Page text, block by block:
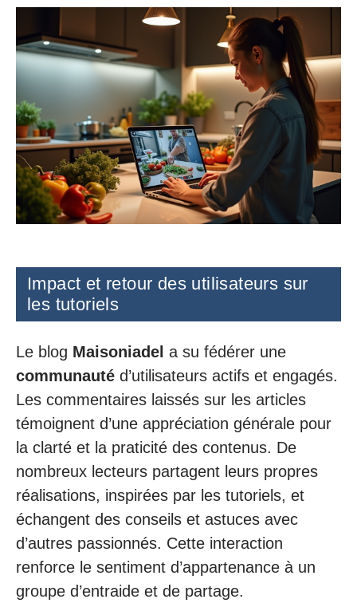
Impact et retour des utilisateurs sur
les tutoriels
Le blog Maisoniadel a su fédérer une
communauté d’utilisateurs actifs et engagés.
Les commentaires laissés sur les articles
témoignent d’une appréciation générale pour
la clarté et la praticité des contenus. De
nombreux lecteurs partagent leurs propres
réalisations, inspirées par les tutoriels, et
échangent des conseils et astuces avec
d’autres passionnés. Cette interaction
renforce le sentiment d’appartenance à un
groupe d’entraide et de partage.